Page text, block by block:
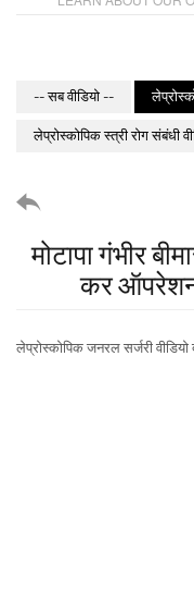
-- सब वीडियो --
लेप्रोस्कोपिक स्त्री रोग संबंधी
मोटापा गंभीर
कर ऑपरेशन
लेप्रोस्कोपिक जनरल सर्जरी